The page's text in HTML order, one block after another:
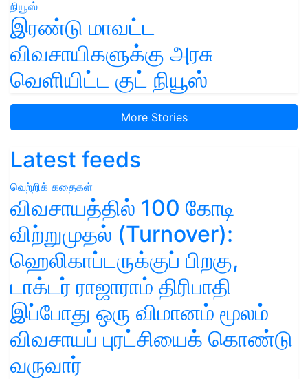
இரண்டு மாவட்ட
விவசாயிகளுக்கு அரசு
வெளியிட்ட குட் நியூஸ்
More Stories
Latest feeds
வெற்றிக் கதைகள்
விவசாயத்தில் 100 கோடி
விற்றுமுதல் (Turnover):
ஹெலிகாப்டருக்குப் பிறகு,
டாக்டர் ராஜாராம் திரிபாதி
இப்போது ஒரு விமானம் மூலம்
விவசாயப் புரட்சியைக் கொண்டு
வருவார்